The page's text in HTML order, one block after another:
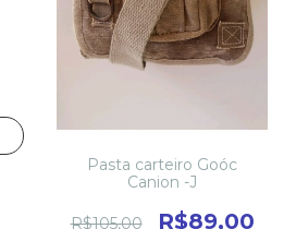
Pasta carteiro Goóc
Canion -J
R$105,00 R$89,00